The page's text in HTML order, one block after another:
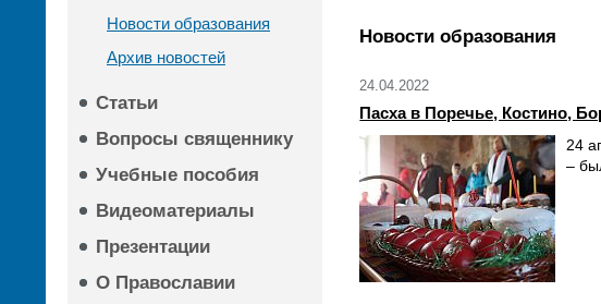
Новости образования
Архив новостей
Статьи
Вопросы священнику
Учебные пособия
Видеоматериалы
Презентации
О Православии
Новости образования
24.04.2022
Пасха в Поречье, Костино,
24
–